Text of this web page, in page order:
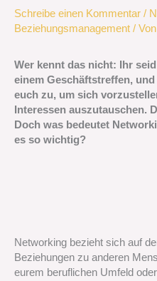
Schreibe einen Kommentar /
Beziehungsmanagement / Von
Wer kennt das nicht: Ihr
einem Geschäftstreffen,
euch zu, um sich
Interessen auszutauschen.
Doch was bedeutet
es so wichtig?
Networking bezieht sich auf
Beziehungen zu anderen
eurem beruflichen Umfeld